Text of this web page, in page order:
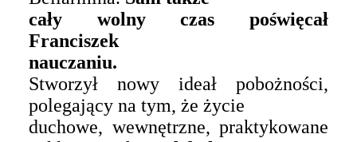
cały wolny czas poświęcał
Franciszek
nauczaniu.
Stworzył nowy ideał pobożności,
polegający na tym, że życie
duchowe, wewnętrzne, praktykowane